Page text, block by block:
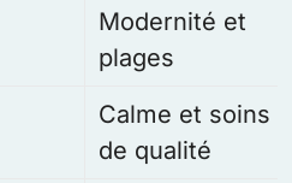
Modernité et
plages
Calme et soins
de qualité